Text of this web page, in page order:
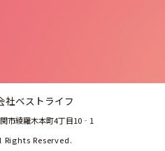
社ベストライフ
市綾羅木本町4丁目10‐1
Rights Reserved.